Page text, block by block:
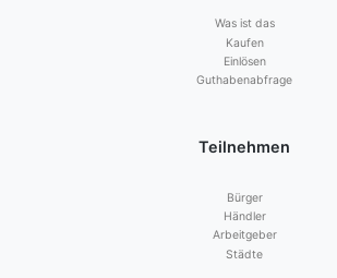
Was ist das
Kaufen
Einlösen
Guthabenabfrage
Teilnehmen
Bürger
Händler
Arbeitgeber
Städte